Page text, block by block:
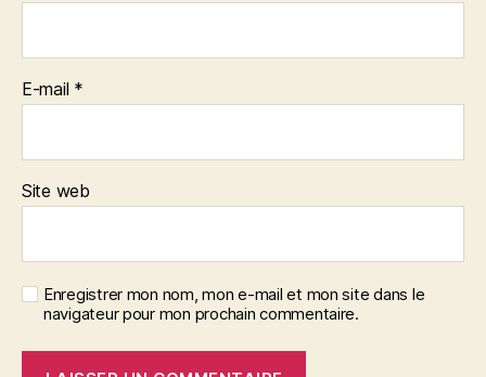
E-mail *
Site web
Enregistrer mon nom, mon e-mail et mon site dans le
navigateur pour mon prochain commentaire.